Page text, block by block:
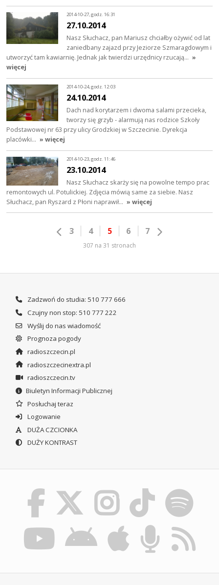
2014-10-27, godz. 16:31
27.10.2014
Nasz Słuchacz, pan Mariusz chciałby ożywić od lat
zaniedbany zajazd przy Jeziorze Szmaragdowym i
utworzyć tam kawiarnię. Jednak jak twierdzi urzędnicy rzucają… »
więcej
2014-10-24, godz. 12:03
24.10.2014
Dach nad korytarzem i dwoma salami przecieka,
tworzy się grzyb - alarmują nas rodzice Szkoły
Podstawowej nr 63 przy ulicy Grodzkiej w Szczecinie. Dyrekcja
placówki… » więcej
2014-10-23, godz. 11:46
23.10.2014
Nasz Słuchacz skarży się na powolne tempo prac
remontowych ul. Potulickiej. Zdjęcia mówią same za siebie. Nasz
Słuchacz, pan Ryszard z Płoni naprawił… » więcej
3 4 5 6 7
307 na 31 stronach
Zadzwoń do studia: 510 777 666
Czujny non stop: 510 777 222
Wyślij do nas wiadomość
Prognoza pogody
radioszczecin.pl
radioszczecinextra.pl
radioszczecin.tv
Biuletyn Informacji Publicznej
Posłuchaj teraz
Logowanie
DUŻA CZCIONKA
DUŻY KONTRAST